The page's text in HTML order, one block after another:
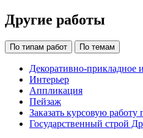
Другие работы
По типам работ По темам
Декоративно-прикладное
Интерьер
Аппликация
Пейзаж
Заказать курсовую
Государственный строй